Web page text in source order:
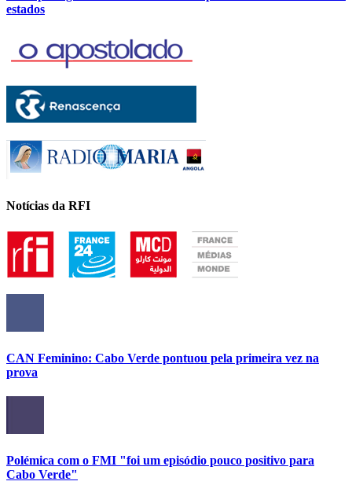
estados
Notícias da RFI
CAN Feminino: Cabo Verde pontuou pela primeira vez na
prova
Polémica com o FMI "foi um episódio pouco positivo para
Cabo Verde"